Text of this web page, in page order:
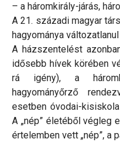
– a háromkirály-járás,
A 21. századi magyar
hagyománya
A házszentelést
idősebb hívek körében
rá igény), a
hagyományőrző
esetben óvodai-
A „nép” életéből végleg
értelemben vett „nép”, a